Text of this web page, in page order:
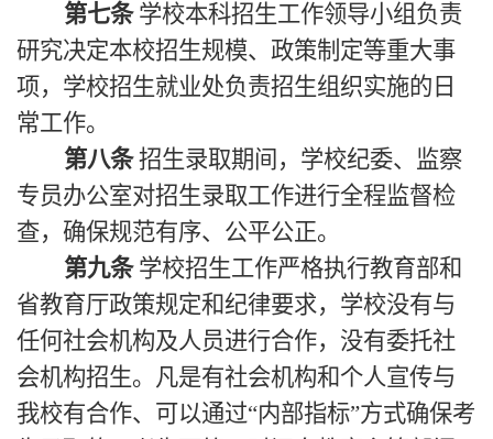
第七条 学校本科招生工作领导小组负责
研究决定本校招生规模、政策制定等重大事
项，学校招生就业处负责招生组织实施的日
常工作。
第八条 招生录取期间，学校纪委、监察
专员办公室对招生录取工作进行全程监督检
查，确保规范有序、公平公正。
第九条 学校招生工作严格执行教育部和
省教育厅政策规定和纪律要求，学校没有与
任何社会机构及人员进行合作，没有委托社
会机构招生。凡是有社会机构和个人宣传与
我校有合作、可以通过“内部指标”方式确保考